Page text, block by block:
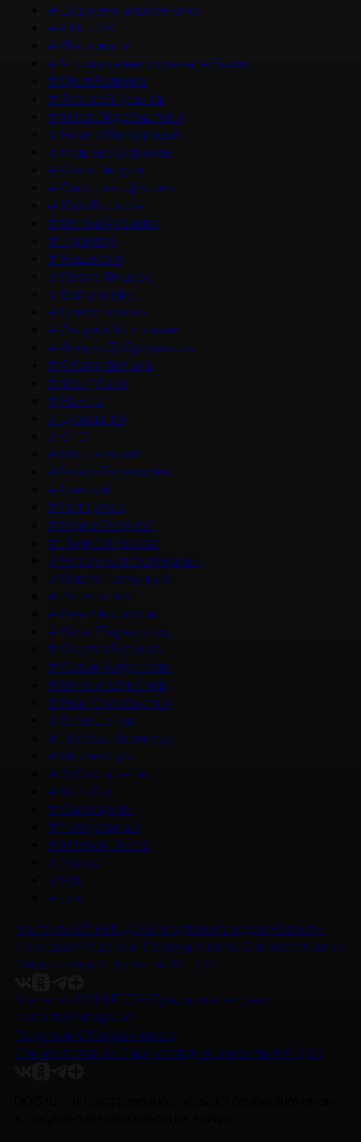
# Документальное кино
# НМГ ДОК
# Фестивали
# Что мы знаем о планете Земля
# Цикл Великие
#Алексей Гуськов
# Марк Эйдельштейн
# Никита Кологривый
# Главные Сериалы
# Саша Петров
# Смотреть фильмы
# Юра Борисов
# Мария Аронова
# Трейлер
# Рецензия
# После Фишера
# Война и Мир
# Новости кино
#Андрей Золотарев
# Федор Добронравов
# Обзор фильма
# Фонд Кино
# РЕН ТВ
# Домашний
# СТС
# Пятый канал
# Чайка Терешкова
# Невский
# Интервью
# Юрий Стоянов
#Лариса Гузеева
# История его служанки
# Павел Прилучный
#Актер кино
# Иван Янковский
# Юлия Пересильд
# Сергей Бурунов
# Сарик Андреасян
# Михаил Ефремов
# Иван Охлобыстин
# Влад Ценев
#Любовь Аксенова
# Милана Бру
#Зубастая няня
# Колобок
# Смешарики
# Чебурашка 3
# Матвей Лыков
#Холод
# НМГ
# док
Контакты Об НМГ ДОКПредложите идею Новости
Интервью Рецензии ОбзорыАнонсы Снимается кино
Энциклопедия Проекты НМГ ДОК
Контакты Об НМГ ДОКПредложите идею
Новости Интервью
Рецензии ОбзорыАнонсы
Снимается кино Энциклопедия Проекты НМГ ДОК